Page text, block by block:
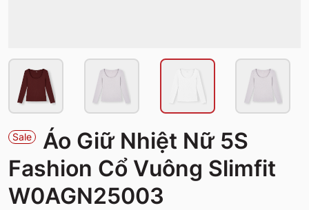
Sale
Áo Giữ Nhiệt Nữ 5S
Fashion Cổ Vuông Slimfit
W0AGN25003